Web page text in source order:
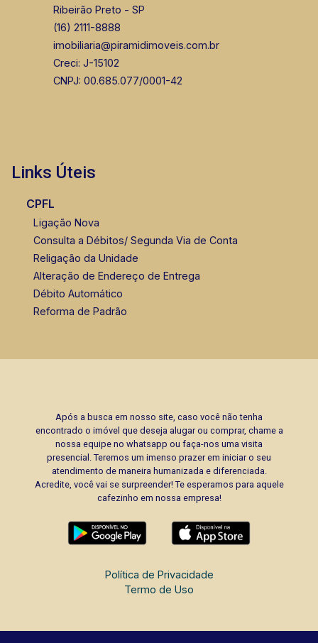
CORRETOR DE PLANTÃO
Ribeirão Preto - SP
(16) 2111-8888
imobiliaria@piramidimoveis.com.br
Creci: J-15102
CNPJ: 00.685.077/0001-42
Links Úteis
CPFL
Ligação Nova
Consulta a Débitos/ Segunda Via de Conta
Religação da Unidade
Alteração de Endereço de Entrega
Débito Automático
Reforma de Padrão
Após a busca em nosso site, caso você não tenha
encontrado o imóvel que deseja alugar ou comprar, chame a
nossa equipe no whatsapp ou faça-nos uma visita
presencial. Teremos um imenso prazer em iniciar o seu
atendimento de maneira humanizada e diferenciada.
Acredite, você vai se surpreender! Te esperamos para aquele
cafezinho em nossa empresa!
Política de Privacidade
Termo de Uso